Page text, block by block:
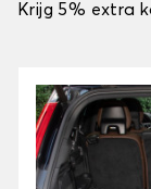
Krijg 5% extra